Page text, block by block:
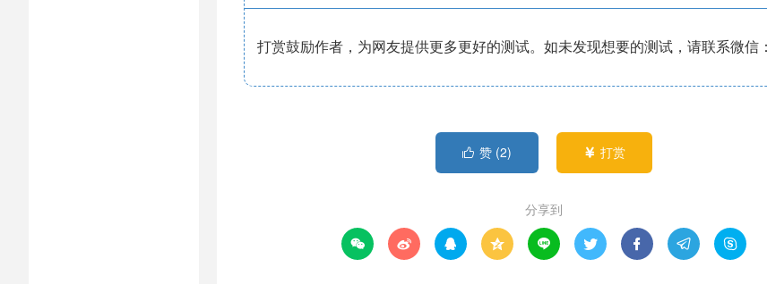
打赏鼓励作者，为网友提供更多更好的测试。如未发现想要的测试，请联系微信
 赞 (2)  打赏
分享到
        